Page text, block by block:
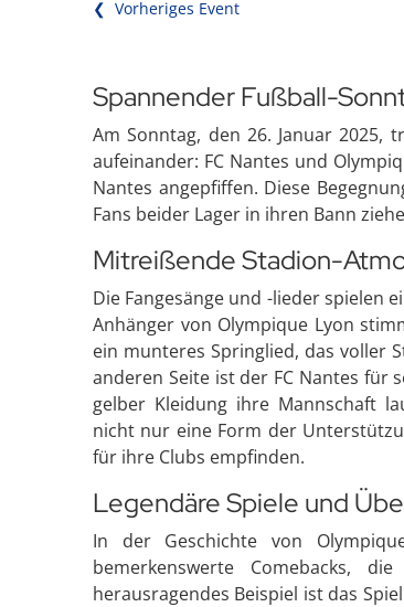
❮ Vorheriges Event
Spannender Fußball-
Am Sonntag, den 26. Januar 2025,
aufeinander: FC Nantes und
Nantes angepfiffen. Diese
Fans beider Lager in ihren Bann
Mitreißende Stadion-
Die Fangesänge und -lieder spielen
Anhänger von Olympique Lyon
ein munteres Springlied, das voller
anderen Seite ist der FC Nantes für
gelber Kleidung ihre Mannschaft
nicht nur eine Form der
für ihre Clubs empfinden.
Legendäre Spiele und
In der Geschichte von
bemerkenswerte Comebacks,
herausragendes Beispiel ist das